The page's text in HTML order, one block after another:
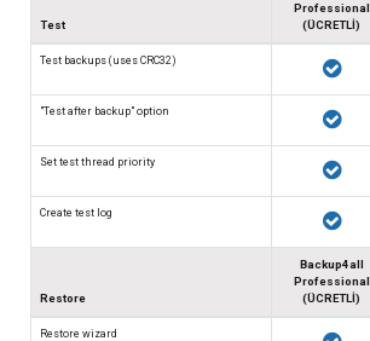
Test
Professional
(ÜCRETLİ)
Test backups (uses CRC32)
"Test after backup" option
Set test thread priority
Create test log
Restore
Backup4all
Professional
(ÜCRETLİ)
Restore wizard